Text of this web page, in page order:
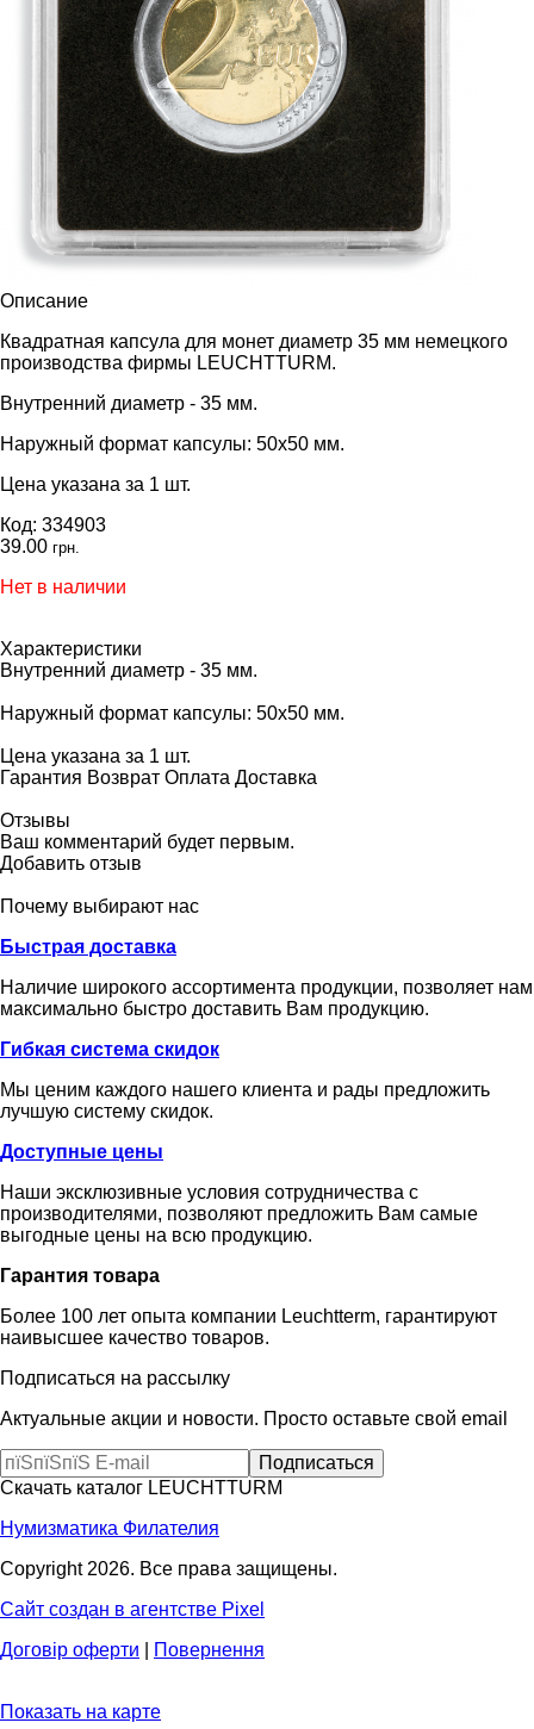
Описание
Квадратная капсула для монет диаметр 35 мм немецкого
производства фирмы LEUCHTTURM.
Внутренний диаметр - 35 мм.
Наружный формат капсулы: 50х50 мм.
Цена указана за 1 шт.
Код: 334903
39.00 грн.
Нет в наличии
Характеристики
Внутренний диаметр - 35 мм.
Наружный формат капсулы: 50х50 мм.
Цена указана за 1 шт.
Гарантия Возврат Оплата Доставка
Отзывы
Ваш комментарий будет первым.
Добавить отзыв
Почему выбирают нас
Быстрая доставка
Наличие широкого ассортимента продукции, позволяет нам
максимально быстро доставить Вам продукцию.
Гибкая система скидок
Мы ценим каждого нашего клиента и рады предложить
лучшую систему скидок.
Доступные цены
Наши эксклюзивные условия сотрудничества с
производителями, позволяют предложить Вам самые
выгодные цены на всю продукцию.
Гарантия товара
Более 100 лет опыта компании Leuchtterm, гарантируют
наивысшее качество товаров.
Подписаться на рассылку
Актуальные акции и новости. Просто оставьте свой email
Скачать каталог LEUCHTTURM
Нумизматика Филателия
Copyright 2026. Все права защищены.
Сайт создан в агентстве Pixel
Договір оферти
Повернення
Показать на карте